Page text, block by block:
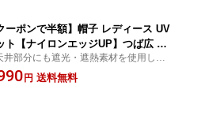
ーポンで半額】帽子 レディース UV
ト【ナイロンエッジUP】つば広 折
たみ ハット 春 春夏 夏 完全遮光 ウ
キング 散歩 紐付き あごひも付 サ
井部分にも遮光・遮熱素材を使用した
登場!ベンチレーション付きで風が通っ
しい！】蒸れないのが嬉しい♪ かぶる
円 送料無料